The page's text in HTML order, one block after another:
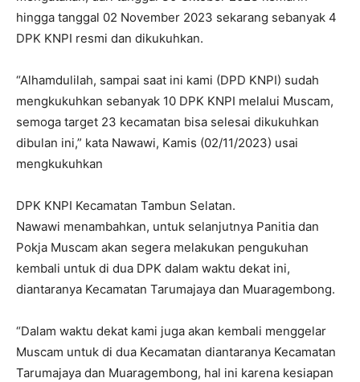
hingga tanggal 02 November 2023 sekarang sebanyak 4
DPK KNPI resmi dan dikukuhkan.
“Alhamdulilah, sampai saat ini kami (DPD KNPI) sudah
mengkukuhkan sebanyak 10 DPK KNPI melalui Muscam,
semoga target 23 kecamatan bisa selesai dikukuhkan
dibulan ini,” kata Nawawi, Kamis (02/11/2023) usai
mengkukuhkan
DPK KNPI Kecamatan Tambun Selatan.
Nawawi menambahkan, untuk selanjutnya Panitia dan
Pokja Muscam akan segera melakukan pengukuhan
kembali untuk di dua DPK dalam waktu dekat ini,
diantaranya Kecamatan Tarumajaya dan Muaragembong.
“Dalam waktu dekat kami juga akan kembali menggelar
Muscam untuk di dua Kecamatan diantaranya Kecamatan
Tarumajaya dan Muaragembong, hal ini karena kesiapan